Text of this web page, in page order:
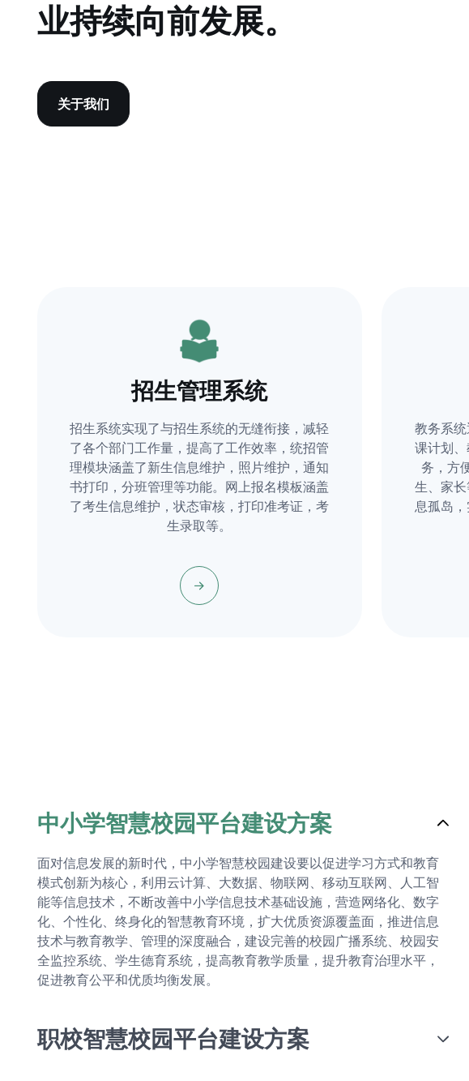
业持续向前发展。
关于我们
招生管理系统
招生系统实现了与招生系统的无缝衔接，减轻
了各个部门工作量，提高了工作效率，统招管
理模块涵盖了新生信息维护，照片维护，通知
书打印，分班管理等功能。网上报名模板涵盖
了考生信息维护，状态审核，打印准考证，考
生录取等。
教务系
课计划
务，方
生、家
息孤岛
中小学智慧校园平台建设方案
面对信息发展的新时代，中小学智慧校园建设要以促进学习方式和教育
模式创新为核心，利用云计算、大数据、物联网、移动互联网、人工智
能等信息技术，不断改善中小学信息技术基础设施，营造网络化、数字
化、个性化、终身化的智慧教育环境，扩大优质资源覆盖面，推进信息
技术与教育教学、管理的深度融合，建设完善的校园广播系统、校园安
全监控系统、学生德育系统，提高教育教学质量，提升教育治理水平，
促进教育公平和优质均衡发展。
职校智慧校园平台建设方案